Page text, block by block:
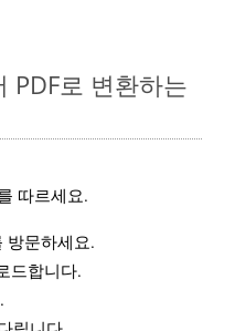
PDF로 변환하는
따르세요.
방문하세요.
드합니다.